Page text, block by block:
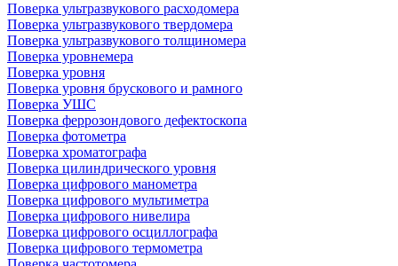
Поверка ультразвукового расходомера
Поверка ультразвукового твердомера
Поверка ультразвукового толщиномера
Поверка уровнемера
Поверка уровня
Поверка уровня брускового и рамного
Поверка УШС
Поверка феррозондового дефектоскопа
Поверка фотометра
Поверка хроматографа
Поверка цилиндрического уровня
Поверка цифрового манометра
Поверка цифрового мультиметра
Поверка цифрового нивелира
Поверка цифрового осциллографа
Поверка цифрового термометра